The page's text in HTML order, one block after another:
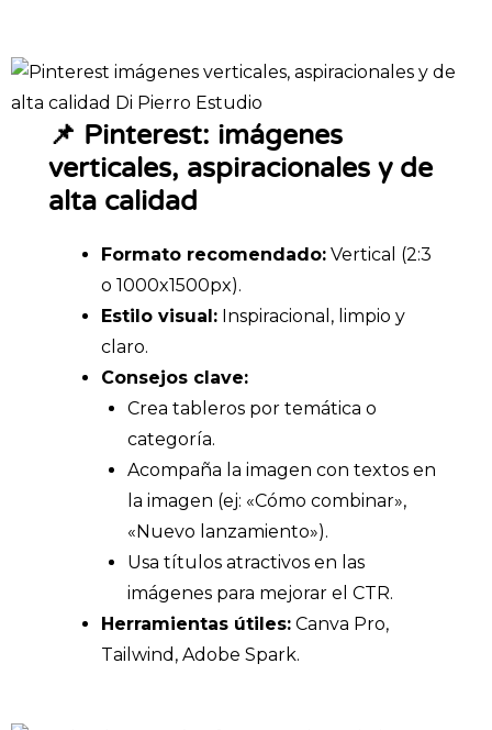
📌 Pinterest: imágenes
verticales, aspiracionales y de
alta calidad
Formato recomendado: Vertical (2:3
o 1000x1500px).
Estilo visual: Inspiracional, limpio y
claro.
Consejos clave:
Crea tableros por temática o
categoría.
Acompaña la imagen con textos en
la imagen (ej: «Cómo combinar»,
«Nuevo lanzamiento»).
Usa títulos atractivos en las
imágenes para mejorar el CTR.
Herramientas útiles: Canva Pro,
Tailwind, Adobe Spark.